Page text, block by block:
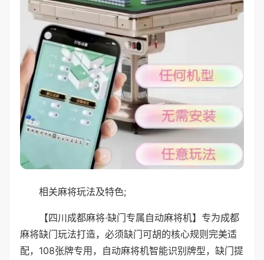
相关麻将玩法及特色;
【四川成都麻将·缺门专属自动麻将机】专为成都
麻将缺门玩法打造，必须缺门可胡的核心规则完美适
配，108张牌专用，自动麻将机智能识别牌型，缺门提